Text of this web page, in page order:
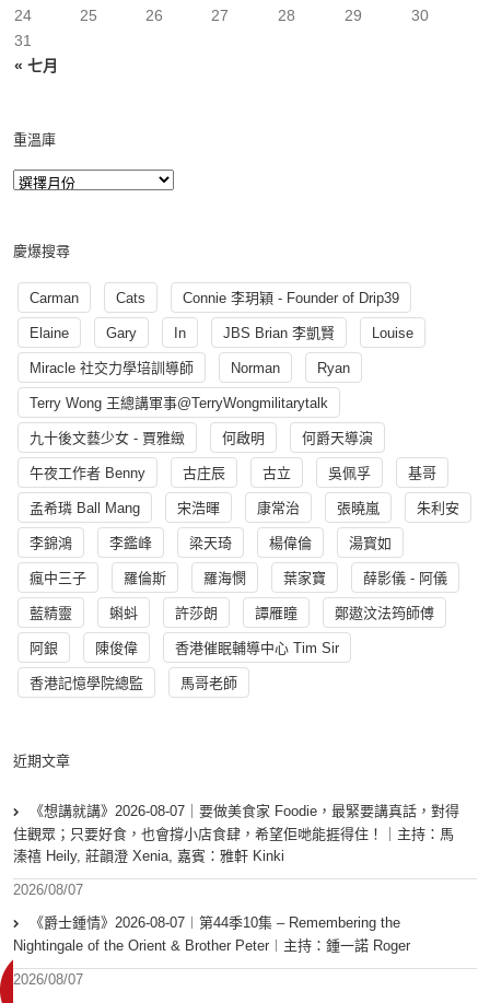
« 七月
24
25 26 27 28 29
30
31
重溫庫
慶爆搜尋
Carman Cats Connie 李玥穎 - Founder of Drip39
Elaine Gary In JBS Brian 李凱賢 Louise
Miracle 社交力學培訓導師 Norman Ryan
Terry Wong 王總講軍事@TerryWongmilitarytalk
九十後文藝少女 - 賈雅緻 何啟明 何爵天導演
午夜工作者 Benny 古庄辰 古立 吳佩孚 基哥
孟希璘 Ball Mang 宋浩暉 康常治 張曉嵐 朱利安
李錦鴻 李鑑峰 梁天琦 楊偉倫 湯寳如
瘋中三子 羅倫斯 羅海憫 葉家寶 薛影儀 - 阿儀
藍精靈 蝌蚪 許莎朗 譚雁瞳 鄭遨汶法筠師傅
阿銀 陳俊偉 香港催眠輔導中心 Tim Sir
香港記憶學院總監 馬哥老師
近期文章
《想講就講》2026-08-07｜要做美食家 Foodie，最緊要講真話，對得
住觀眾；只要好食，也會撐小店食肆，希望佢哋能捱得住！｜主持：馬
溱禧 Heily, 莊韻澄 Xenia, 嘉賓：雅軒 Kinki
2026/08/07
《爵士鍾情》2026-08-07︱第44季10集 – Remembering the
Nightingale of the Orient & Brother Peter︱主持：鍾一諾 Roger
2026/08/07